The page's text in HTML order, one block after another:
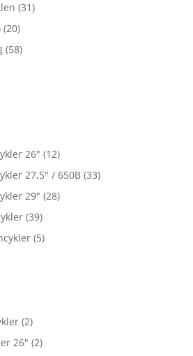
(31)
(20)
(58)
26" (12)
27,5" / 650B (33)
29" (28)
(39)
(5)
(2)
26" (2)